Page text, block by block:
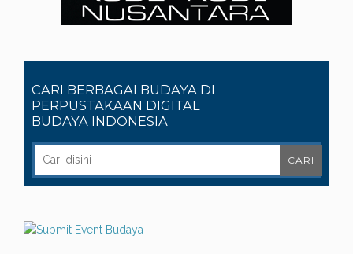
CARI BERBAGAI BUDAYA DI
PERPUSTAKAAN DIGITAL
BUDAYA INDONESIA